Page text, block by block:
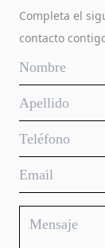
Completa el
contacto